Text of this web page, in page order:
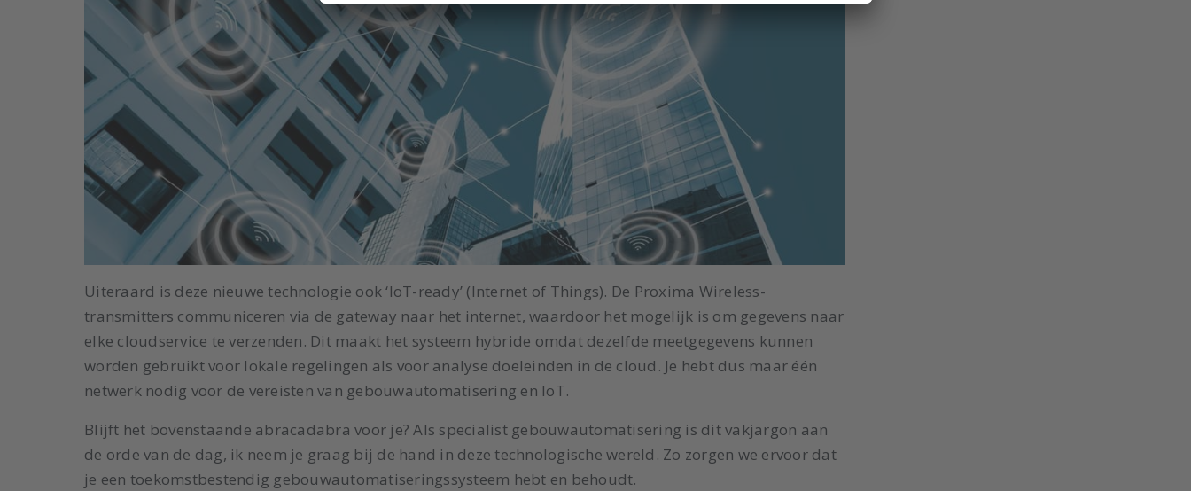
Uiteraard is deze nieuwe technologie ook ‘IoT-ready’ (Internet of Things). De Proxima Wireless-
transmitters communiceren via de gateway naar het internet, waardoor het mogelijk is om gegevens naar
elke cloudservice te verzenden. Dit maakt het systeem hybride omdat dezelfde meetgegevens kunnen
worden gebruikt voor lokale regelingen als voor analyse doeleinden in de cloud. Je hebt dus maar één
netwerk nodig voor de vereisten van gebouwautomatisering en IoT.
Blijft het bovenstaande abracadabra voor je? Als specialist gebouwautomatisering is dit vakjargon aan
de orde van de dag, ik neem je graag bij de hand in deze technologische wereld. Zo zorgen we ervoor dat
je een toekomstbestendig gebouwautomatiseringssysteem hebt en behoudt.